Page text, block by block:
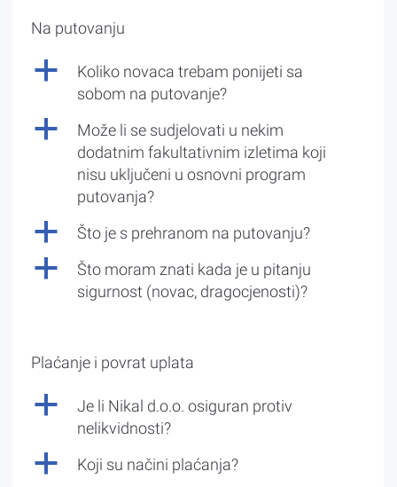
Na putovanju
a
Koliko novaca trebam ponijeti sa
sobom na putovanje?
a
Može li se sudjelovati u nekim
dodatnim fakultativnim izletima koji
nisu uključeni u osnovni program
putovanja?
a Što je s prehranom na putovanju?
a
Što moram znati kada je u pitanju
sigurnost (novac, dragocjenosti)?
Plaćanje i povrat uplata
a
Je li Nikal d.o.o. osiguran protiv
nelikvidnosti?
a Koji su načini plaćanja?